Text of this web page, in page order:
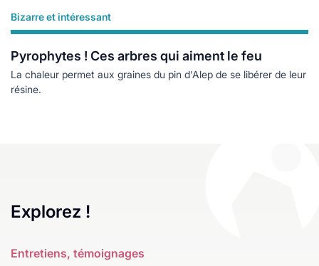
Bizarre et intéressant
Pyrophytes ! Ces arbres qui aiment le feu
La chaleur permet aux graines du pin d'Alep de se libérer de leur
résine.
Lire plus
Explorez !
Entretiens, témoignages